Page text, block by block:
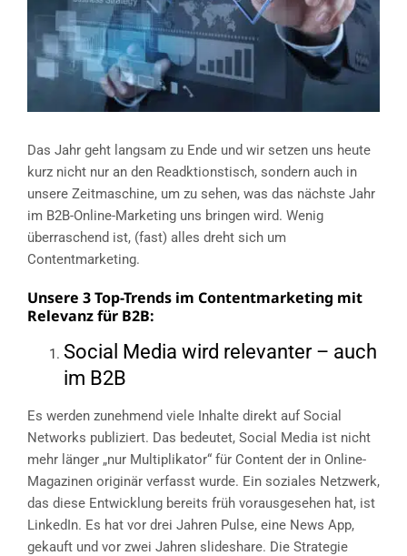
Das Jahr geht langsam zu Ende und wir setzen uns heute
kurz nicht nur an den Readktionstisch, sondern auch in
unsere Zeitmaschine, um zu sehen, was das nächste Jahr
im B2B-Online-Marketing uns bringen wird. Wenig
überraschend ist, (fast) alles dreht sich um
Contentmarketing.
Unsere 3 Top-Trends im Contentmarketing mit
Relevanz für B2B:
Social Media wird relevanter – auch
im B2B
Es werden zunehmend viele Inhalte direkt auf Social
Networks publiziert. Das bedeutet, Social Media ist nicht
mehr länger „nur Multiplikator“ für Content der in Online-
Magazinen originär verfasst wurde. Ein soziales Netzwerk,
das diese Entwicklung bereits früh vorausgesehen hat, ist
LinkedIn. Es hat vor drei Jahren Pulse, eine News App,
gekauft und vor zwei Jahren slideshare. Die Strategie